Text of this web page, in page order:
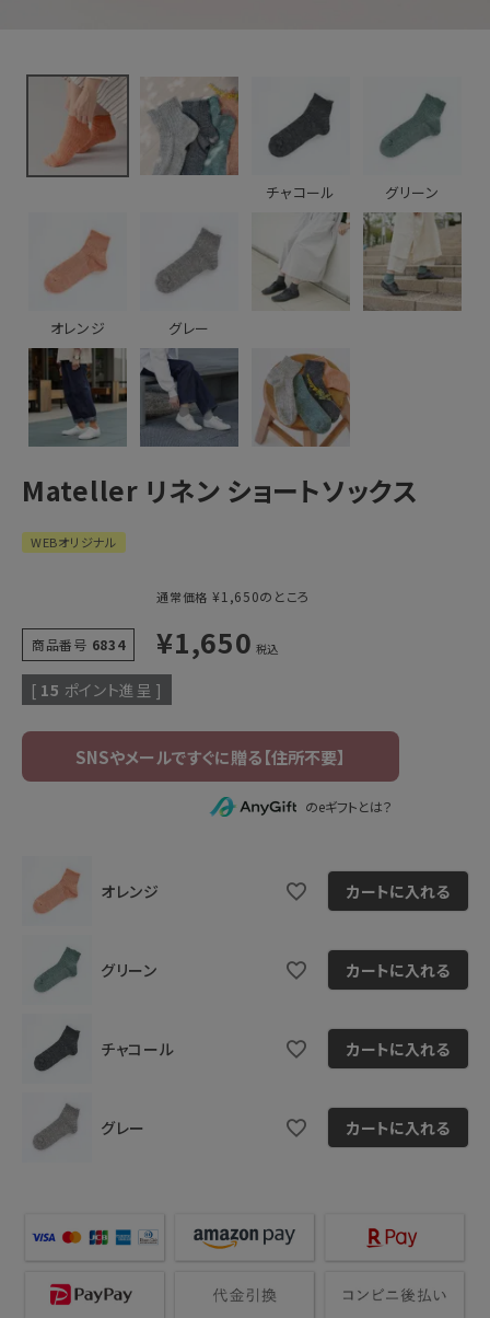
読み物
ログアウト
チャコール グリーン
オレンジ グレー
Mateller リネン ショートソックス
WEBオリジナル
商品番号 6834
通常価格 ¥1,650のところ
¥1,650 税込
[ 15 ポイント進呈 ]
のeギフトとは？
オレンジ カートに入れる
グリーン カートに入れる
チャコール カートに入れる
グレー カートに入れる